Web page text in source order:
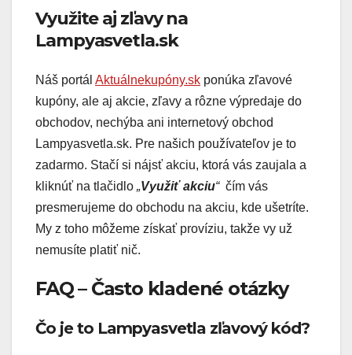
Využite aj zľavy na
Lampyasvetla.sk
Náš portál Aktuálnekupóny.sk ponúka zľavové
kupóny, ale aj akcie, zľavy a rôzne výpredaje do
obchodov, nechýba ani internetový obchod
Lampyasvetla.sk. Pre našich používateľov je to
zadarmo. Stačí si nájsť akciu, ktorá vás zaujala a
kliknúť na tlačidlo „Využiť akciu“čím vás
presmerujeme do obchodu na akciu, kde ušetríte.
My z toho môžeme získať províziu, takže vy už
nemusíte platiť nič.
FAQ – Často kladené otázky
Čo je to Lampyasvetla zľavový kód?